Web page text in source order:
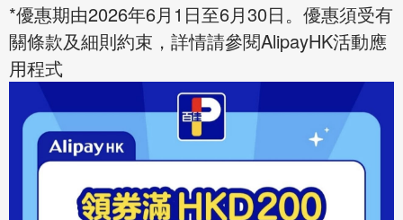
*優惠期由2026年6月1日至6月30日。優惠須受有
關條款及細則約束，詳情請參閱AlipayHK活動應
用程式